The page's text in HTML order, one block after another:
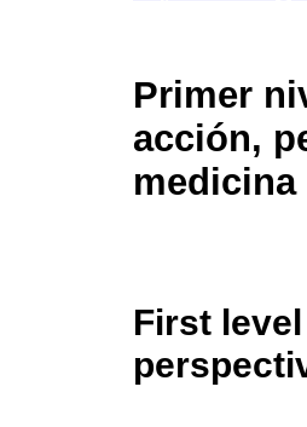
Primer
acción,
medicina
First